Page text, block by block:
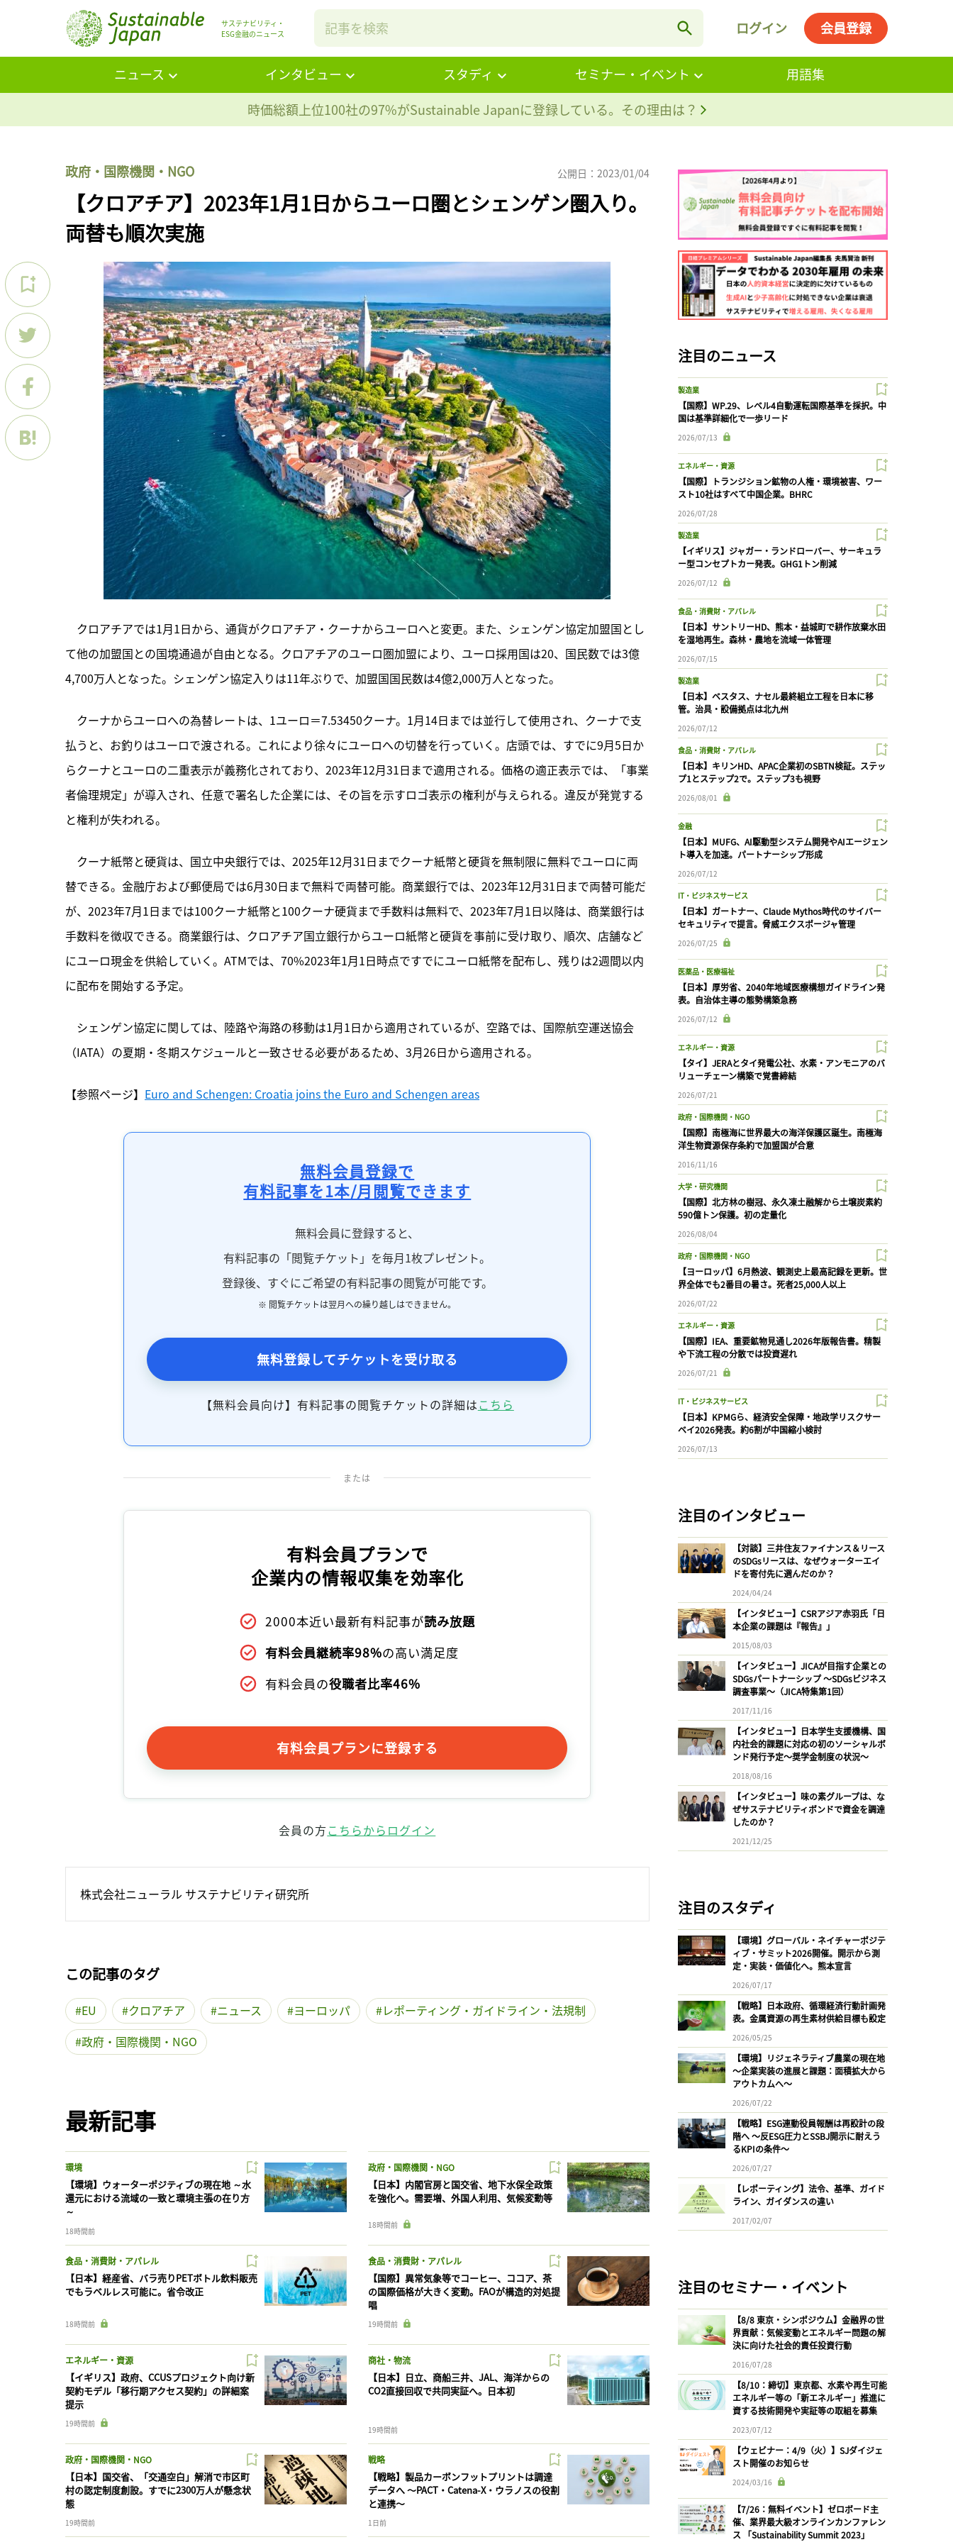
サステナビリティ・
ESG金融のニュース
ログイン 会員登録
ニュース インタビュー スタディ セミナー・イベント
用語集
時価総額上位100社の97%がSustainable Japanに登録している。その理由は？
政府・国際機関・NGO 公開日：2023/01/04
【クロアチア】2023年1月1日からユーロ圏とシェンゲン圏入り。
両替も順次実施
クロアチアでは1月1日から、通貨がクロアチア・クーナからユーロへと変更。また、シェンゲン協定加盟国とし
て他の加盟国との国境通過が自由となる。クロアチアのユーロ圏加盟により、ユーロ採用国は20、国民数では3億
4,700万人となった。シェンゲン協定入りは11年ぶりで、加盟国国民数は4億2,000万人となった。
クーナからユーロへの為替レートは、1ユーロ＝7.53450クーナ。1月14日までは並行して使用され、クーナで支
払うと、お釣りはユーロで渡される。これにより徐々にユーロへの切替を行っていく。店頭では、すでに9月5日か
らクーナとユーロの二重表示が義務化されており、2023年12月31日まで適用される。価格の適正表示では、「事業
者倫理規定」が導入され、任意で署名した企業には、その旨を示すロゴ表示の権利が与えられる。違反が発覚する
と権利が失われる。
クーナ紙幣と硬貨は、国立中央銀行では、2025年12月31日までクーナ紙幣と硬貨を無制限に無料でユーロに両
替できる。金融庁および郵便局では6月30日まで無料で両替可能。商業銀行では、2023年12月31日まで両替可能だ
が、2023年7月1日までは100クーナ紙幣と100クーナ硬貨まで手数料は無料で、2023年7月1日以降は、商業銀行は
手数料を徴収できる。商業銀行は、クロアチア国立銀行からユーロ紙幣と硬貨を事前に受け取り、順次、店舗など
にユーロ現金を供給していく。ATMでは、70%2023年1月1日時点ですでにユーロ紙幣を配布し、残りは2週間以内
に配布を開始する予定。
シェンゲン協定に関しては、陸路や海路の移動は1月1日から適用されているが、空路では、国際航空運送協会
（IATA）の夏期・冬期スケジュールと一致させる必要があるため、3月26日から適用される。
【参照ページ】 Euro and Schengen: Croatia joins the Euro and Schengen areas
無料会員登録で
有料記事を1本/月閲覧できます
無料会員に登録すると、
有料記事の「閲覧チケット」を毎月1枚プレゼント。
登録後、すぐにご希望の有料記事の閲覧が可能です。
※ 閲覧チケットは翌月への繰り越しはできません。
無料登録してチケットを受け取る
【無料会員向け】有料記事の閲覧チケットの詳細はこちら
または
有料会員プランで
企業内の情報収集を効率化
2000本近い最新有料記事が読み放題
有料会員継続率98%の高い満足度
有料会員の役職者比率46%
有料会員プランに登録する
会員の方こちらからログイン
株式会社ニューラル サステナビリティ研究所
この記事のタグ
EU クロアチア ニュース ヨーロッパ
レポーティング・ガイドライン・法規制
政府・国際機関・NGO
最新記事
環境
【環境】ウォーターポジティブの現在地 ～水
還元における流域の一致と環境主張の在り方
～
18時間前
政府・国際機関・NGO
【日本】内閣官房と国交省、地下水保全政策
を強化へ。需要増、外国人利用、気候変動等
18時間前
食品・消費財・アパレル
【日本】経産省、バラ売りPETボトル飲料販売
でもラベルレス可能に。省令改正
18時間前
食品・消費財・アパレル
【国際】異常気象等でコーヒー、ココア、茶
の国際価格が大きく変動。FAOが構造的対処提
唱
19時間前
エネルギー・資源
【イギリス】政府、CCUSプロジェクト向け新
契約モデル「移行期アクセス契約」の詳細案
提示
19時間前
商社・物流
【日本】日立、商船三井、JAL、海洋からの
CO2直接回収で共同実証へ。日本初
19時間前
政府・国際機関・NGO
【日本】国交省、「交通空白」解消で市区町
村の認定制度創設。すでに2300万人が懸念状
態
19時間前
戦略
【戦略】製品カーボンフットプリントは調達
データへ 〜PACT・Catena-X・ウラノスの役割
と連携〜
1日前
注目のニュース
製造業
【国際】WP.29、レベル4自動運転国際基準を採択。中
国は基準詳細化で一歩リード
2026/07/13
エネルギー・資源
【国際】トランジション鉱物の人権・環境被害、ワー
スト10社はすべて中国企業。BHRC
2026/07/28
製造業
【イギリス】ジャガー・ランドローバー、サーキュラ
ー型コンセプトカー発表。GHG1トン削減
2026/07/12
食品・消費財・アパレル
【日本】サントリーHD、熊本・益城町で耕作放棄水田
を湿地再生。森林・農地を流域一体管理
2026/07/15
製造業
【日本】ベスタス、ナセル最終組立工程を日本に移
管。治具・設備拠点は北九州
2026/07/12
食品・消費財・アパレル
【日本】キリンHD、APAC企業初のSBTN検証。ステッ
プ1とステップ2で。ステップ3も視野
2026/08/01
金融
【日本】MUFG、AI駆動型システム開発やAIエージェン
ト導入を加速。パートナーシップ形成
2026/07/12
IT・ビジネスサービス
【日本】ガートナー、Claude Mythos時代のサイバー
セキュリティで提言。脅威エクスポージャ管理
2026/07/25
医薬品・医療福祉
【日本】厚労省、2040年地域医療構想ガイドライン発
表。自治体主導の態勢構築急務
2026/07/12
エネルギー・資源
【タイ】JERAとタイ発電公社、水素・アンモニアのバ
リューチェーン構築で覚書締結
2026/07/21
政府・国際機関・NGO
【国際】南極海に世界最大の海洋保護区誕生。南極海
洋生物資源保存条約で加盟国が合意
2016/11/16
大学・研究機関
【国際】北方林の樹冠、永久凍土融解から土壌炭素約
590億トン保護。初の定量化
2026/08/04
政府・国際機関・NGO
【ヨーロッパ】6月熱波、観測史上最高記録を更新。世
界全体でも2番目の暑さ。死者25,000人以上
2026/07/22
エネルギー・資源
【国際】IEA、重要鉱物見通し2026年版報告書。精製
や下流工程の分散では投資遅れ
2026/07/21
IT・ビジネスサービス
【日本】KPMGら、経済安全保障・地政学リスクサー
ベイ2026発表。約6割が中国縮小検討
2026/07/13
注目のインタビュー
【対談】三井住友ファイナンス＆リース
のSDGsリースは、なぜウォーターエイ
ドを寄付先に選んだのか？
2024/04/24
【インタビュー】CSRアジア赤羽氏「日
本企業の課題は『報告』」
2015/08/03
【インタビュー】JICAが目指す企業との
SDGsパートナーシップ 〜SDGsビジネス
調査事業〜（JICA特集第1回）
2017/11/16
【インタビュー】日本学生支援機構、国
内社会的課題に対応の初のソーシャルボ
ンド発行予定〜奨学金制度の状況〜
2018/08/16
【インタビュー】味の素グループは、な
ぜサステナビリティボンドで資金を調達
したのか？
2021/12/25
注目のスタディ
【環境】グローバル・ネイチャーポジテ
ィブ・サミット2026開催。開示から測
定・実装・価値化へ。熊本宣言
2026/07/17
【戦略】日本政府、循環経済行動計画発
表。金属資源の再生素材供給目標も設定
2026/05/25
【環境】リジェネラティブ農業の現在地
〜企業実装の進展と課題：面積拡大から
アウトカムへ〜
2026/07/22
【戦略】ESG連動役員報酬は再設計の段
階へ 〜反ESG圧力とSSBJ開示に耐えう
るKPIの条件〜
2026/07/27
【レポーティング】法令、基準、ガイド
ライン、ガイダンスの違い
2017/02/07
注目のセミナー・イベント
【8/8 東京・シンポジウム】金融界の世
界貢献：気候変動とエネルギー問題の解
決に向けた社会的責任投資行動
2016/07/28
【8/10：締切】東京都、水素や再生可能
エネルギー等の「新エネルギー」推進に
資する技術開発や実証等の取組を募集
2023/07/12
【ウェビナー：4/9（火）】SJダイジェ
スト開催のお知らせ
2024/03/16
【7/26：無料イベント】ゼロボード主
催、業界最大級オンラインカンファレン
ス 「Sustainability Summit 2023」
ログインが必要です
ログイン